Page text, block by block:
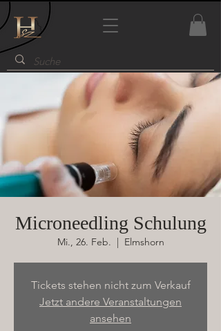
Microneedling Schulung
Mi., 26. Feb.
  |
Elmshorn
Tickets stehen nicht zum Verkauf
Jetzt andere Veranstaltungen
ansehen